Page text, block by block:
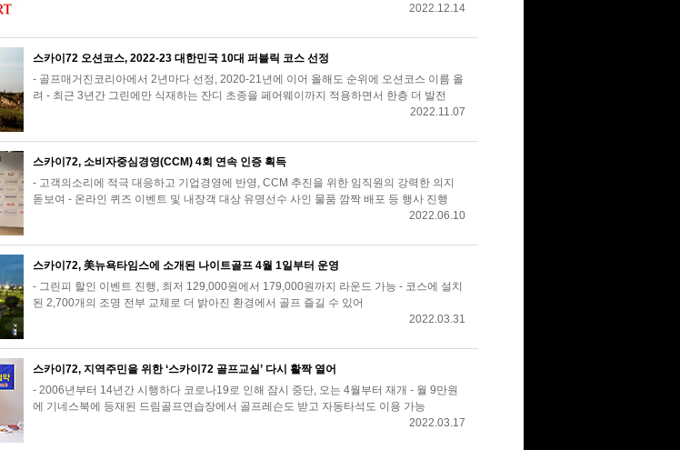
2022.12.14
스카이72 오션코스, 2022-23 대한민국 10대 퍼블릭 코스 선정
- 골프매거진코리아에서 2년마다 선정, 2020-21년에 이어 올해도 순위에 오션코스 이름 올
려 - 최근 3년간 그린에만 식재하는 잔디 초종을 페어웨이까지 적용하면서 한층 더 발전
2022.11.07
스카이72, 소비자중심경영(CCM) 4회 연속 인증 획득
- 고객의소리에 적극 대응하고 기업경영에 반영, CCM 추진을 위한 임직원의 강력한 의지
돋보여 - 온라인 퀴즈 이벤트 및 내장객 대상 유명선수 사인 물품 깜짝 배포 등 행사 진행
2022.06.10
스카이72, 美뉴욕타임스에 소개된 나이트골프 4월 1일부터 운영
- 그린피 할인 이벤트 진행, 최저 129,000원에서 179,000원까지 라운드 가능 - 코스에 설치
된 2,700개의 조명 전부 교체로 더 밝아진 환경에서 골프 즐길 수 있어
2022.03.31
스카이72, 지역주민을 위한 ‘스카이72 골프교실’ 다시 활짝 열어
- 2006년부터 14년간 시행하다 코로나19로 인해 잠시 중단, 오는 4월부터 재개 - 월 9만원
에 기네스북에 등재된 드림골프연습장에서 골프레슨도 받고 자동타석도 이용 가능
2022.03.17